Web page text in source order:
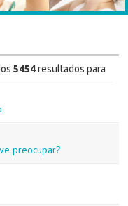
5454resultados para
preocupar?